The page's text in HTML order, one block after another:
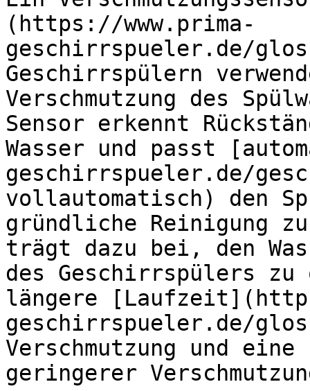
(https://www.prima-
geschirrspueler.de/
Geschirrspülern
Verschmutzung des
Sensor erkennt
Wasser und passt
geschirrspueler.de/
vollautomatisch) den
gründliche Reinigung
trägt dazu bei, den
des Geschirrspülers
längere
geschirrspueler.de/
Verschmutzung und
geringerer